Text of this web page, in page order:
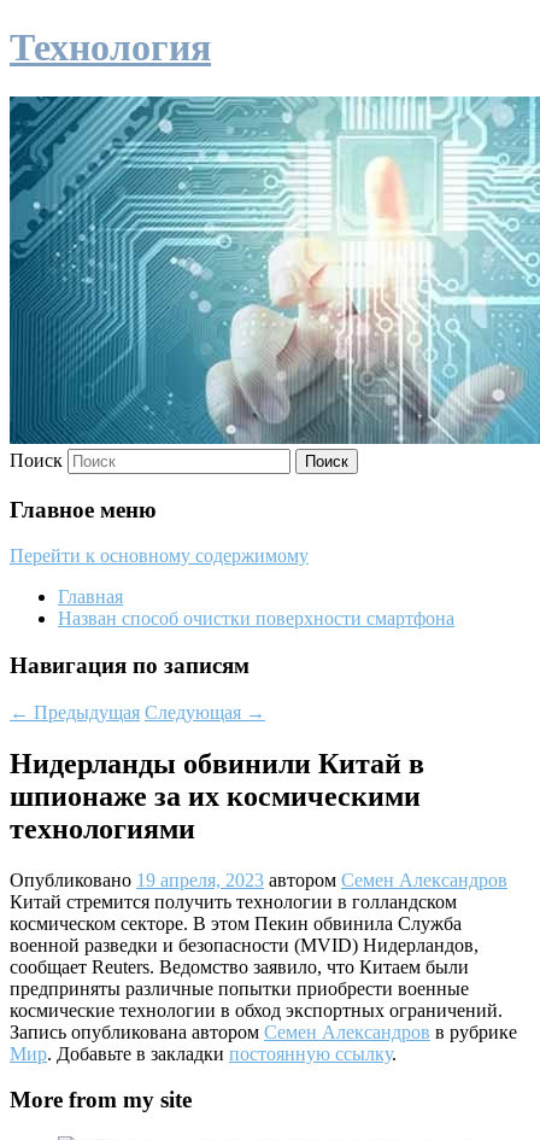
Технология
Поиск
Главное меню
Перейти к основному содержимому
Главная
Назван способ очистки поверхности смартфона
Навигация по записям
← Предыдущая Следующая →
Нидерланды обвинили Китай в
шпионаже за их космическими
технологиями
Опубликовано 19 апреля, 2023 автором Семен Александров
Китай стремится получить технологии в голландском
космическом секторе. В этом Пекин обвинила Служба
военной разведки и безопасности (MVID) Нидерландов,
сообщает Reuters. Ведомство заявило, что Китаем были
предприняты различные попытки приобрести военные
космические технологии в обход экспортных ограничений.
Запись опубликована автором Семен Александров в рубрике
Мир. Добавьте в закладки постоянную ссылку.
More from my site